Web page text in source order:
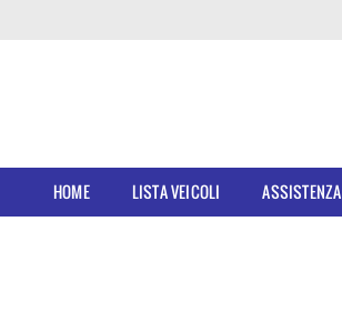
HOME LISTA VEICOLI ASSISTENZA